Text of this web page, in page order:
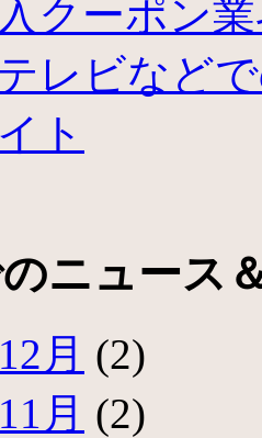
クーポン
レビなど
ト
ニュース
月 (2)
月 (2)